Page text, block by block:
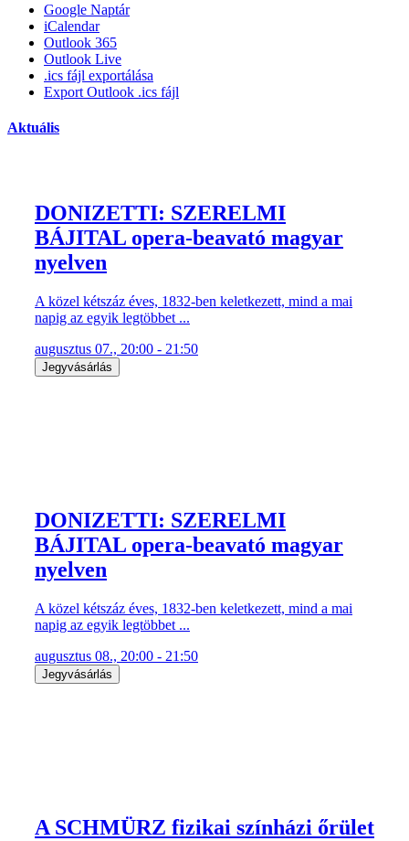
Google Naptár
iCalendar
Outlook 365
Outlook Live
.ics fájl exportálása
Export Outlook .ics fájl
Aktuális
DONIZETTI: SZERELMI
BÁJITAL opera-beavató magyar
nyelven
A közel kétszáz éves, 1832-ben keletkezett, mind a mai
napig az egyik legtöbbet ...
augusztus 07., 20:00 - 21:50
Jegyvásárlás
DONIZETTI: SZERELMI
BÁJITAL opera-beavató magyar
nyelven
A közel kétszáz éves, 1832-ben keletkezett, mind a mai
napig az egyik legtöbbet ...
augusztus 08., 20:00 - 21:50
Jegyvásárlás
A SCHMÜRZ fizikai színházi őrület